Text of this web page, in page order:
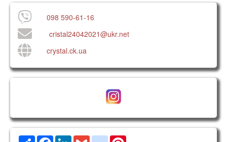
098 590-61-16
cristal24042021@ukr.net
crystal.ck.ua
РесурсFacebook
LinkedInGmail google_bookmarks